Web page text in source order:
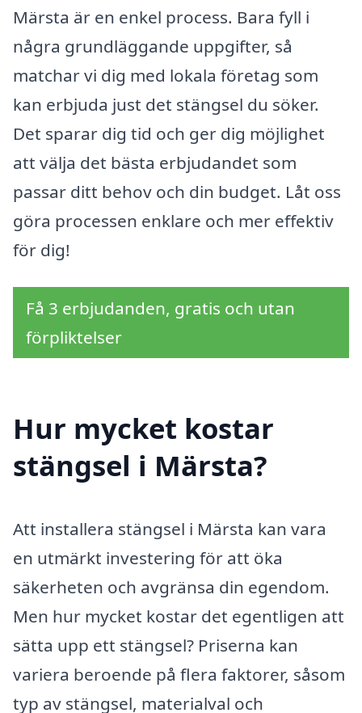
Märsta är en enkel process. Bara fyll i
några grundläggande uppgifter, så
matchar vi dig med lokala företag som
kan erbjuda just det stängsel du söker.
Det sparar dig tid och ger dig möjlighet
att välja det bästa erbjudandet som
passar ditt behov och din budget. Låt oss
göra processen enklare och mer effektiv
för dig!
Få 3 erbjudanden, gratis och utan
förpliktelser
Hur mycket kostar
stängsel i Märsta?
Att installera stängsel i Märsta kan vara
en utmärkt investering för att öka
säkerheten och avgränsa din egendom.
Men hur mycket kostar det egentligen att
sätta upp ett stängsel? Priserna kan
variera beroende på flera faktorer, såsom
typ av stängsel, materialval och